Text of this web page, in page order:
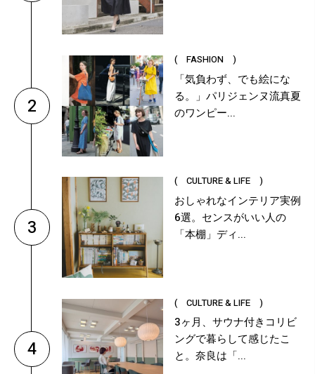
2
( FASHION )
「気負わず、でも絵にな
る。」パリジェンヌ流真夏
のワンピー...
3
( CULTURE & LIFE )
おしゃれなインテリア実例
6選。センスがいい人の
「本棚」ディ...
4
( CULTURE & LIFE )
3ヶ月、サウナ付きコリビ
ングで暮らして感じたこ
と。奈良は「...